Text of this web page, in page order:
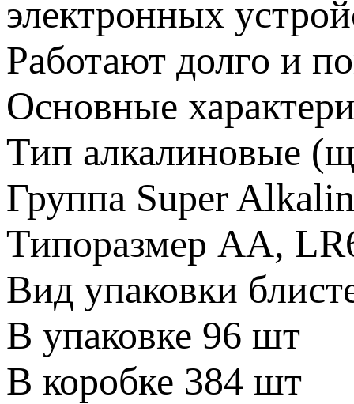
электронных
Работают долго и
Основные
Тип алкалиновые
Группа Super
Типоразмер AA,
Вид упаковки
В упаковке 96 шт
В коробке 384 шт